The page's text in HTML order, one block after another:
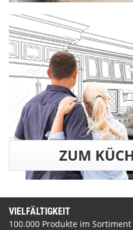
ZUM
VIELFÄLTIGKEIT
100.000 Produkte im Sortiment